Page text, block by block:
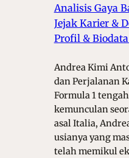
Analisis Gaya
Jejak Karier &
Profil &
Andrea Kimi
dan Perjalanan
Formula 1
kemunculan
asal Italia,
usianya yang
telah memikul